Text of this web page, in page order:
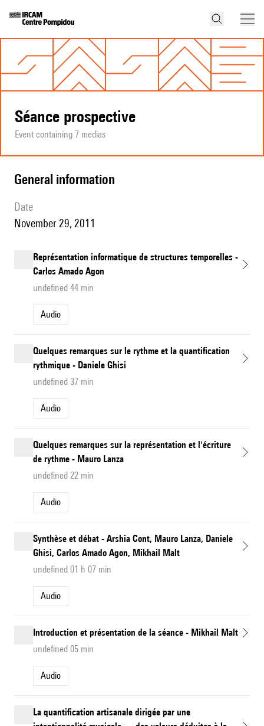
Séance prospective
Event containing 7 medias
general information
date
November 29, 2011
Représentation informatique de structures temporelles -
Carlos Amado Agon
undefined 44 min
Audio
Quelques remarques sur le rythme et la quantification
rythmique - Daniele Ghisi
undefined 37 min
Audio
Quelques remarques sur la représentation et l'écriture
de rythme - Mauro Lanza
undefined 22 min
Audio
Synthèse et débat - Arshia Cont, Mauro Lanza, Daniele
Ghisi, Carlos Amado Agon, Mikhail Malt
undefined 01 h 07 min
Audio
Introduction et présentation de la séance - Mikhail Malt
undefined 05 min
Audio
La quantification artisanale dirigée par une